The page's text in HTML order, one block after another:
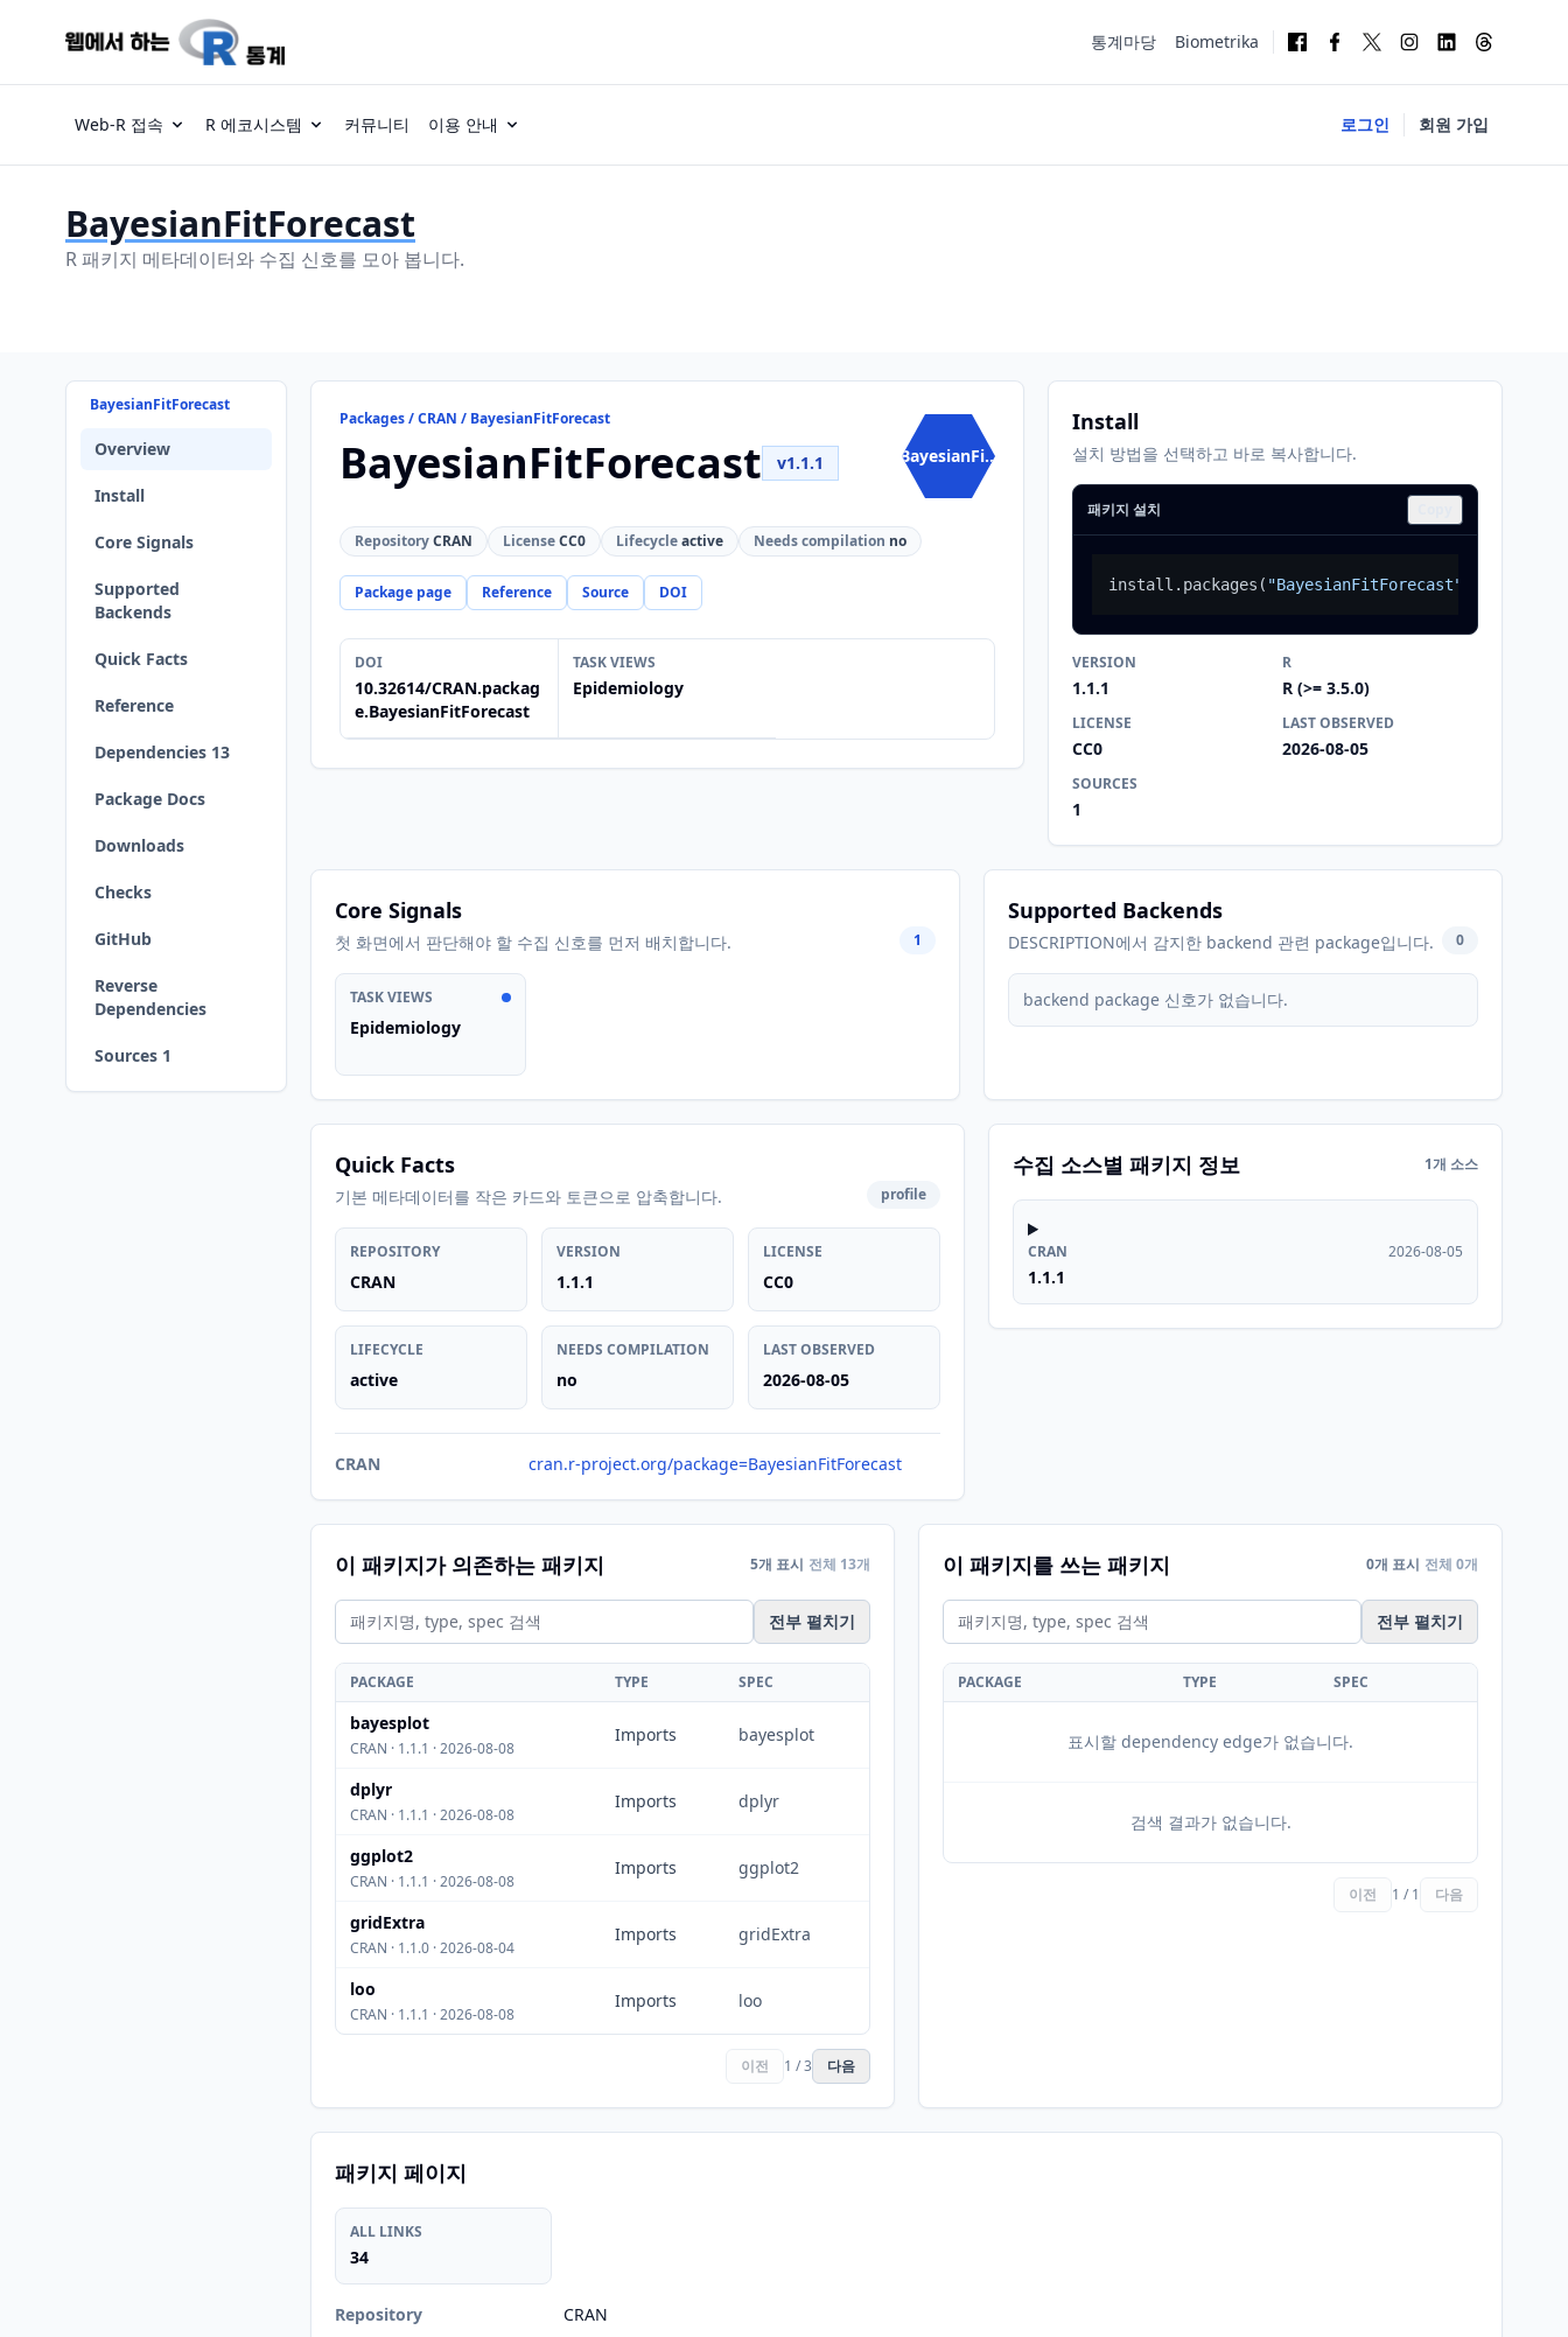
통계마당 Biometrika
Web-R 접속 R 에코시스템 커뮤니티 이용 안내 로그인 회원 가입
BayesianFitForecast
R 패키지 메타데이터와 수집 신호를 모아 봅니다.
BayesianFitForecast
Overview
Install
Core Signals
Supported
Backends
Quick Facts
Reference
Dependencies 13
Package Docs
Downloads
Checks
GitHub
Reverse
Dependencies
Sources 1
Packages / CRAN / BayesianFitForecast
BayesianFitForecast v1.1.1 BayesianFi...
RepositoryCRAN LicenseCC0 Lifecycleactive Needs compilation no
Package page Reference Source DOI
DOI
10.32614/CRAN.packag
e.BayesianFitForecast
TASK VIEWS
Epidemiology
Install
설치 방법을 선택하고 바로 복사합니다.
패키지 설치
install.packages ( "BayesianFitForecast"
VERSION
1.1.1
R
R (>= 3.5.0)
LICENSE
CC0
LAST OBSERVED
2026-08-05
SOURCES
1
Core Signals
첫 화면에서 판단해야 할 수집 신호를 먼저 배치합니다. 1
TASK VIEWS
Epidemiology
Supported Backends
DESCRIPTION에서 감지한 backend 관련 package입니다. 0
backend package 신호가 없습니다.
Quick Facts
기본 메타데이터를 작은 카드와 토큰으로 압축합니다. profile
REPOSITORY
CRAN
VERSION
1.1.1
LICENSE
CC0
LIFECYCLE
active
NEEDS COMPILATION
no
LAST OBSERVED
2026-08-05
CRAN cran.r-project.org/package=BayesianFitForecast
수집 소스별 패키지 정보 1개 소스
CRAN
1.1.1
2026-08-05
이 패키지가 의존하는 패키지 5개 표시 전체 13개
전부 펼치기
PACKAGE TYPE SPEC
bayesplot
CRAN · 1.1.1 · 2026-08-08
Imports bayesplot
dplyr
CRAN · 1.1.1 · 2026-08-08
Imports dplyr
ggplot2
CRAN · 1.1.1 · 2026-08-08
Imports ggplot2
gridExtra
CRAN · 1.1.0 · 2026-08-04
Imports gridExtra
loo
CRAN · 1.1.1 · 2026-08-08
Imports loo
이전 1 / 3 다음
이 패키지를 쓰는 패키지 0개 표시 전체 0개
전부 펼치기
PACKAGE TYPE SPEC
표시할 dependency edge가 없습니다.
검색 결과가 없습니다.
이전 1 / 1 다음
패키지 페이지
ALL LINKS
34
Repository
CRAN